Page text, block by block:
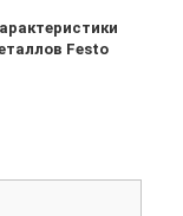
Festo